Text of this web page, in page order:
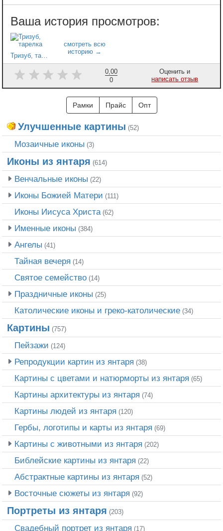
0,00
0
Оценить и
написать отзыв
Рамки Прайс Опт
Улучшенные картины (52)
Мозаичные иконы (3)
Иконы из янтаря (614)
Венчальные иконы (22)
Иконы Божией Матери (111)
Иконы Иисуса Христа (62)
Именные иконы (384)
Ангелы (41)
Тайная вечеря (14)
Святое семейство (14)
Праздничные иконы (25)
Католические иконы и греко-католические (34)
Картины (757)
Пейзажи (124)
Репродукции картин из янтаря (38)
Картины с цветами и натюрморты из янтаря (65)
Картины архитектуры из янтаря (74)
Картины людей из янтаря (120)
Гербы, логотипы и карты из янтаря (69)
Картины с животными из янтаря (202)
Библейские картины из янтаря (22)
Абстрактные картины из янтаря (52)
Восточные сюжеты из янтаря (92)
Портреты из янтаря (203)
Свадебный портрет из янтаря (17)